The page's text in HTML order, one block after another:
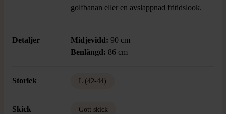
golfbanan eller en avslappnad fritidslook.
Detaljer Midjevidd: 90 cm
Benlängd: 86 cm
Storlek L (42-44)
Skick Gott skick